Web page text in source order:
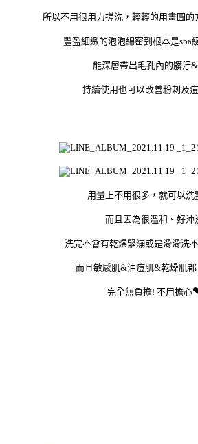
所以不用很用力搓洗，輕輕的用畫圓的
豐盈細緻的泡泡綿密到根本是spa
能深層帶出毛孔內的髒汙
持續使用也可以改善粉刺及
用量上不用很多，就可以洗
而且因為很溫和、好沖
洗完不會有乾燥緊繃或是滑滑洗
而且敏感肌&油痘肌&乾燥肌都
完全無負擔! 不用擔心